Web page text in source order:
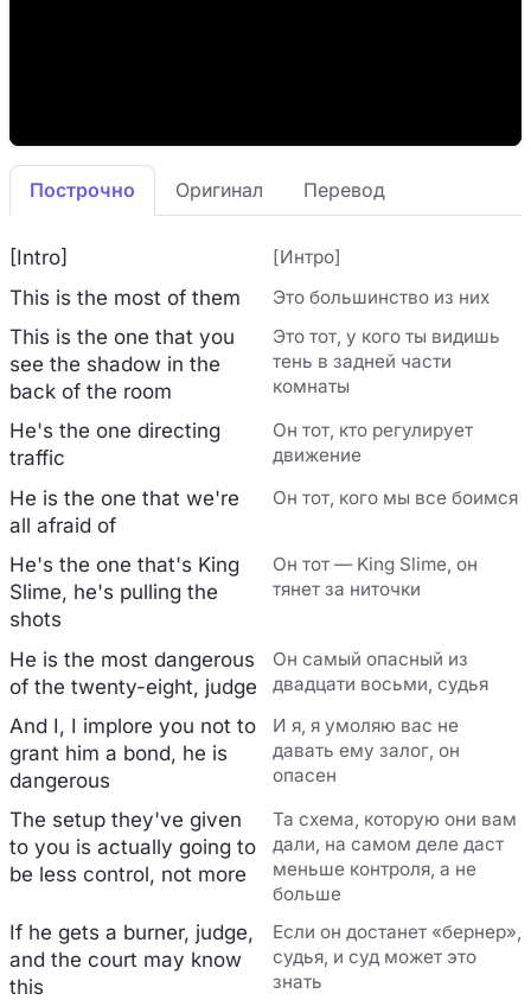
Построчно Оригинал Перевод
[Intro] [Интро]
This is the most of them Это большинство из них
This is the one that you
see the shadow in the
back of the room
Это тот, у кого ты видишь
тень в задней части
комнаты
He's the one directing
traffic
Он тот, кто регулирует
движение
He is the one that we're
all afraid of
Он тот, кого мы все боимся
He's the one that's King
Slime, he's pulling the
shots
Он тот — King Slime, он
тянет за ниточки
He is the most dangerous
of the twenty-eight, judge
Он самый опасный из
двадцати восьми, судья
And I, I implore you not to
grant him a bond, he is
dangerous
И я, я умоляю вас не
давать ему залог, он
опасен
The setup they've given
to you is actually going to
be less control, not more
Та схема, которую они вам
дали, на самом деле даст
меньше контроля, а не
больше
If he gets a burnеr, judge,
and the court may know
this
Если он достанет «бернер»,
судья, и суд может это
знать